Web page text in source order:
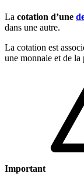
🇳🇱 Pays-Bas
Toutes
La cotation d’une
dans une autre.
La cotation est
une monnaie et de la
Important